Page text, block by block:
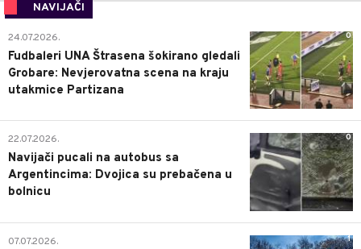
NAVIJAČI
0
24.07.2026.
Fudbaleri UNA Štrasena šokirano gledali
Grobare: Nevjerovatna scena na kraju
utakmice Partizana
0
22.07.2026.
Navijači pucali na autobus sa
Argentincima: Dvojica su prebačena u
bolnicu
1
07.07.2026.